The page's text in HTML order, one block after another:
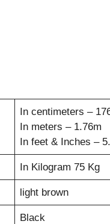
In centimeters –
In meters – 1.76m
In feet & Inches –
In Kilogram 75 Kg
light brown
Black